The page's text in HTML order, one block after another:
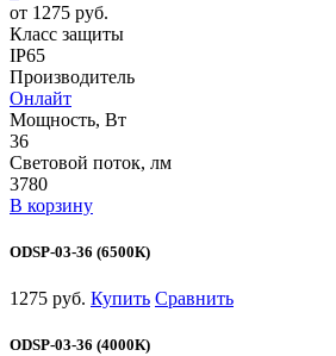
от 1275 руб.
Класс защиты
IP65
Производитель
Онлайт
Мощность, Вт
36
Световой поток, лм
3780
В корзину
ODSP-03-36 (6500К)
1275 руб. Купить Сравнить
ODSP-03-36 (4000К)